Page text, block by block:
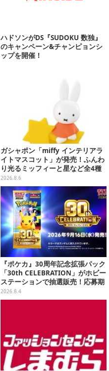
ハドソンがDS『SUDOKU 数独』
のキャンペーン&チャンピョンシ
ップを開催！
ガシャポン「miffy インテリアラ
イトマスコット」が発売！ふんわ
り光るミッフィーと星など全4種
ラインナップ
2026.8.6
『ポケカ』30周年記念拡張パック
「30th CELEBRATION」がホビー
ステーションで抽選販売！応募期
間は8月6日23時59分まで
2026.8.4